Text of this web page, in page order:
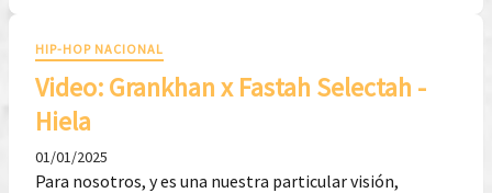
HIP-HOP NACIONAL
Video: Grankhan x Fastah Selectah -
Hiela
01/01/2025
Para nosotros, y es una nuestra particular visión,